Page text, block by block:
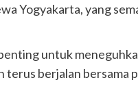
Yogyakarta, yang
untuk
terus berjalan bersama